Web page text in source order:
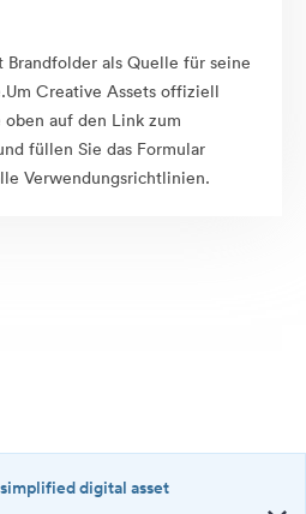
als Quelle für seine
Creative Assets offiziell
auf den Link zum
füllen Sie das Formular
Verwendungsrichtlinien.
digital asset